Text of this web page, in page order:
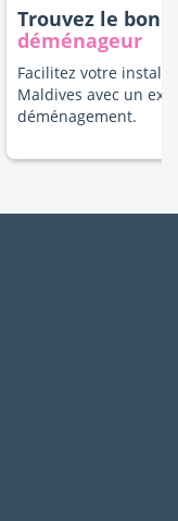
Trouvez le bon
déménageur
Facilitez votre
Maldives avec un
déménagement.